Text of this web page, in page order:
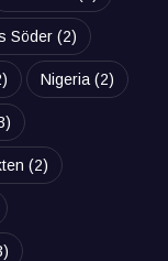
Söder (2)
Nigeria (2)
(2)